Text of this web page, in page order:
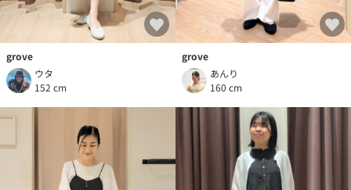
grove
ウタ
152 cm
grove
あんり
160 cm